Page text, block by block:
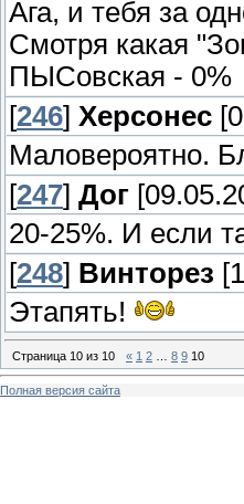
Ага, и тебя за
Смотря какая
ПЫСовская - 0%
[246] Херсонес
Маловероятно.
[247] Дог
20-25%. И если
[248] Винторез
Этапять!
Страница 10 из 10 « 1 2 8 9 10
Полная версия сайта